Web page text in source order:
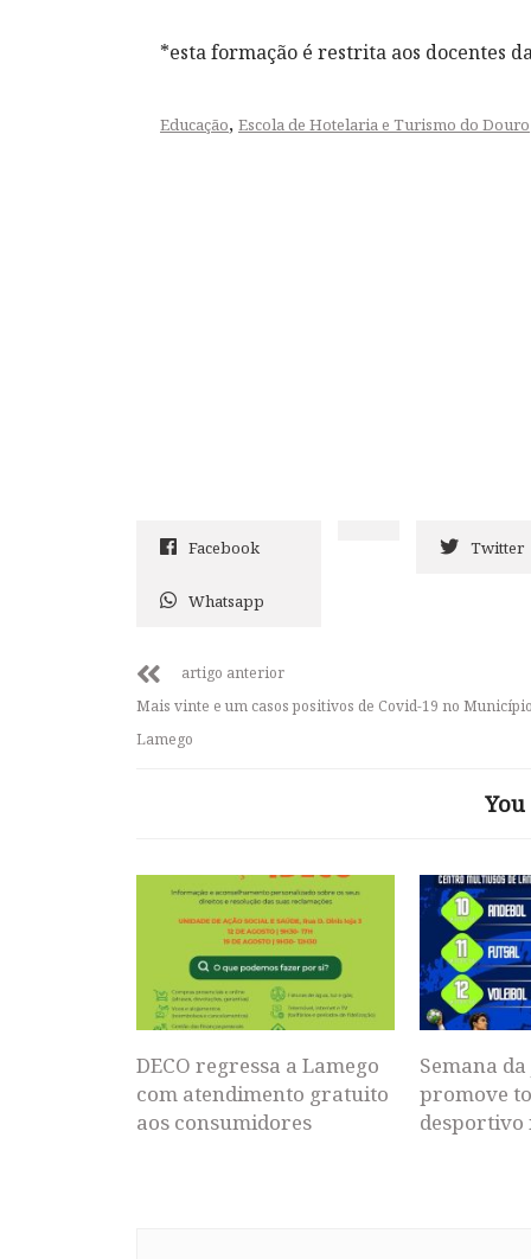
*esta formação é restrita aos docentes
Educação, Escola de Hotelaria e Turismo do Douro
Facebook Twitter
Whatsapp
artigo anterior
Mais vinte e um casos positivos de Covid-19 no
Lamego
DECO regressa a Lamego
com atendimento gratuito
aos consumidores
Semana
promove